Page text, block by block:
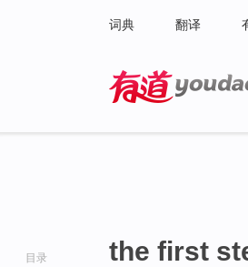
词典 翻译
目录 the first